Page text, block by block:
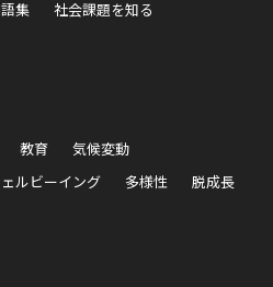
集 社会課題を知る
教育
気候変動
ェルビーイング 多様性 脱成長